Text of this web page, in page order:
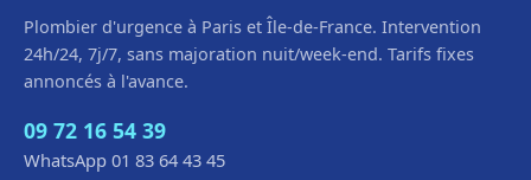
Plombier d'urgence à Paris et Île-de-France. Intervention
24h/24, 7j/7, sans majoration nuit/week-end. Tarifs fixes
annoncés à l'avance.
09 72 16 54 39
WhatsApp 01 83 64 43 45